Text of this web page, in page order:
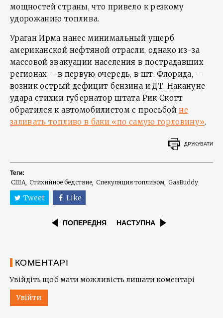
мощностей страны, что привело к резкому
удорожанию топлива.
Ураган Ирма нанес минимальный ущерб
американской нефтяной отрасли, однако из-за
массовой эвакуации населения в пострадавших
регионах – в первую очередь, в шт. Флорида, –
возник острый дефицит бензина и ДТ. Накануне
удара стихии губернатор штата Рик Скотт
обратился к автомобилистом с просьбойне
заливать топливо в баки «по самую горловину».
ДРУКУВАТИ
Теги:
США Стихийное бедствие Спекуляция топливом GasBuddy
Tweet Like
ПОПЕРЕДНЯ НАСТУПНА
КОМЕНТАРІ
Увійдіть щоб мати можливість лишати коментарі
Увійти